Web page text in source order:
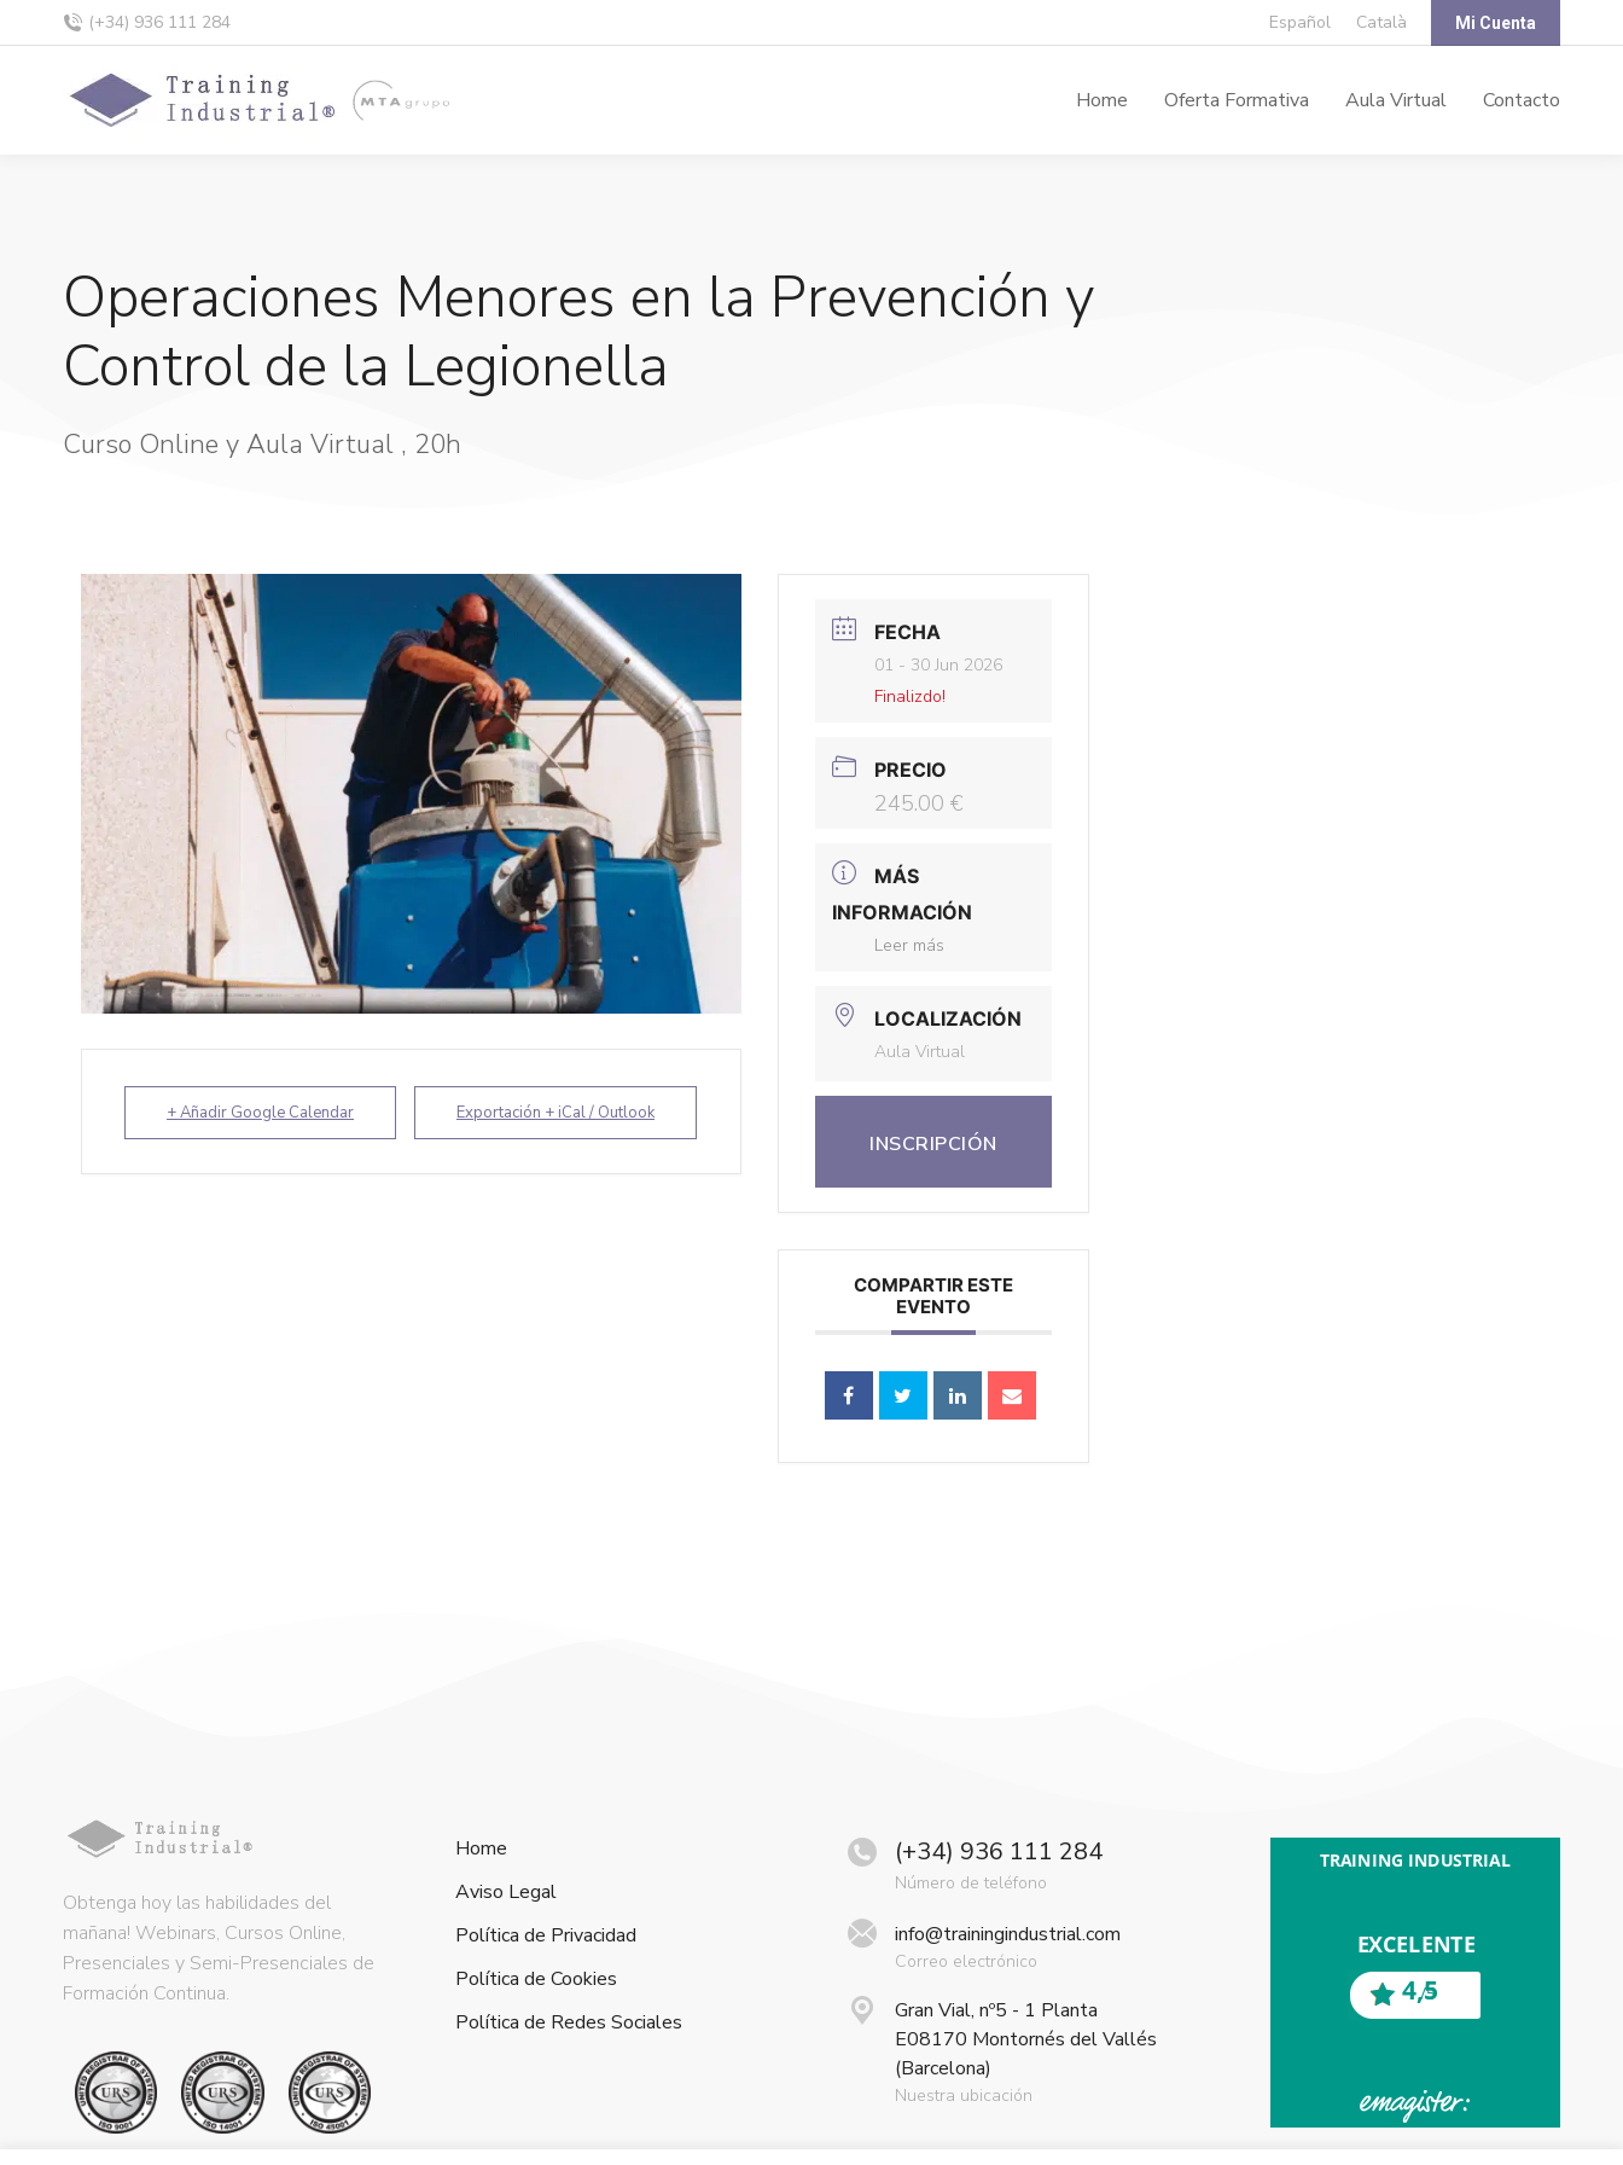
(+34) 936 111 284 Español Català Mi Cuenta
Home Oferta Formativa Aula Virtual Contacto
Operaciones Menores en la Prevención y
Control de la Legionella
Curso Online y Aula Virtual , 20h
+ Añadir Google Calendar Exportación + iCal / Outlook
FECHA
01 - 30 Jun 2026
Finalizdo!
PRECIO
245.00 €
MÁS
INFORMACIÓN
Leer más
LOCALIZACIÓN
Aula Virtual
INSCRIPCIÓN
COMPARTIR ESTE
EVENTO
Obtenga hoy las habilidades del
mañana! Webinars, Cursos Online,
Presenciales y Semi-Presenciales de
Formación Continua.
Home
Aviso Legal
Política de Privacidad
Política de Cookies
Política de Redes Sociales
(+34) 936 111 284
Número de teléfono
info@trainingindustrial.com
Correo electrónico
Gran Vial, nº5 - 1 Planta
E08170 Montornés del Vallés
(Barcelona)
Nuestra ubicación